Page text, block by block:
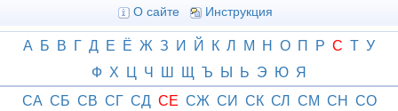
О сайте Инструкция
А Б В Г Д Е Ё Ж З И Й К Л М Н О П Р С Т У
Ф Х Ц Ч Ш Щ Ъ Ы Ь Э Ю Я
СА СБ СВ СГ СД СЕ СЖ СИ СК СЛ СМ СН СО